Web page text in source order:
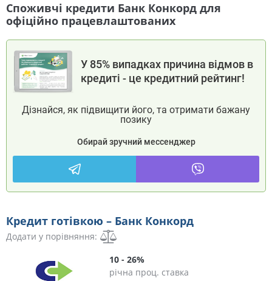
Споживчі кредити Банк Конкорд для
офіційно працевлаштованих
У 85% випадках причина відмов в
кредиті - це кредитний рейтинг!
Дізнайся, як підвищити його, та отримати бажану
позику
Обирай зручний мессенджер
Кредит готівкою – Банк Конкорд
Додати у порівняння:
10 - 26%
річна проц. ставка